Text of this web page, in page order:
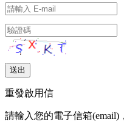
重發啟用信
請輸入您的電子信箱